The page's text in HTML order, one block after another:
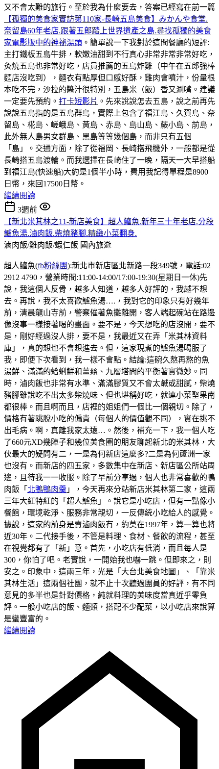
又不會太難的旅行。至於我為什麼要去，答案已經寫在前一篇
【孤獨的美食家實訪第110家-長崎五島美食】みかんや食堂.
奈留島60年老店.跟著五郎踏上世界遺產之島.尋找孤獨的美食
家電影版中的神祕湯頭 。簡單說一下我對於這間餐廳的短評:
主打鐵板五島牛排，軟嫩油甜到不行真心非常非常非常好吃，
灸燒五島也非常好吃，店員推薦的五島炸雞（中午在五郎強棒
麵店沒吃到），麵衣有點厚但口感好酥，雞肉會噴汁，份量根
本吃不完，沙拉的醬汁很特別，五島米（飯）香又涮嘴。建議
一定要先預約。 打卡短影片 。先來說說怎去五島，說之前再先
說說五島指的是五島群島，實際上包含了福江島、久賀島、奈
留島、椛島、嵯峨島、黃島、赤島、島山島、蕨小島、前島，
此外無人島男女群島、黑島等等幾個島，而非只有五個
「島」。交通方面，除了從福岡、長崎搭飛機外，一般都是從
長崎搭五島渡輪。而我選擇在長崎住了一晚，隔天一大早搭船
到福江島(快速船)大約是1個半小時，費用我記得單程是8900
日幣，來回17500日幣。
繼續閱讀
3週前
【新北米其林之11-新店美食】超人鱸魚.新年三十年老店.分段
鱸魚湯.滷肉飯.柴燒豬腳.精緻小菜翻身.
滷肉飯/雞肉飯/蝦仁飯 國內旅遊
超人鱸魚(fb粉絲團):新北市新店區北新路一段349號，電話:02
2912 4790，營業時間:11:00-14:00/17:00-19:30(星期日一休)先
說，我這個人反骨，越多人知道，越多人好評的，我越不想
去。再說，我不太喜歡鱸魚湯….，我對它的印象只有好幾年
前，清晨龍山寺前，警察催著魚攤離開，客人端起碗站在路邊
像沒事一樣接著喝的畫面。要不是，今天想吃的店沒開，要不
是，剛好經過沒人排，要不是，我最近又在弄「米其林資料
庫」，真的想也不會想進去。但，這家現煮的鱸魚湯喝服了
我，即便下次看到，我一樣不會點。結論:這碗久熬再熬的魚
湯鮮、滿滿的蛤蜊鮮和薑𢇃、九層塔間的平衡著實微妙。同
時，滷肉飯也非常有水準、滿滿膠質又不會太鹹或甜膩，柴燒
豬腳雖說吃不出太多柴燒味、但也堪稱好吃，就連小菜埾果南
都很棒。而且啊而且，店裡的姐姐們一個比一個親切。除了，
價格有著跳脫小吃的偏貴（每個人的價值觀不同），實在挑不
出毛病。啊，真離我家太遠…。然後，補充一下，我一個人吃
了660元XD幾陣子和幾位美食圈的朋友聊起新北的米其林，大
伙最大的疑問有二，一是為何新店這麼多?二是為何蘆洲一家
也沒有。而新店的四五家，多數集中在新店、新店區公所站周
邊，且待我一一收服。除了早前分享過，個人也非常喜歡的鴨
肉飯「 北鴨鴨肉羹 」，今天再來分站新店米其林第二家，這兩
三年大紅特紅的「超人鱸魚」。說它是小吃店，但有一點像小
餐館，環境乾淨、服務非常親切，一反傳統小吃給人的感覺。
據說，這家的前身是賣滷肉飯有，約莫在1997年，算一算也將
近30年。二代接手後，不管是料理、食材、餐飲的流程，甚至
在視覺都有了「新」意。首先，小吃店有低消，而且每人是
300，你怕了吧。老實說，一開始我也嚇一跳。但即來之，則
安之。印象中，這兩三年，光是「大台北美食地圖」、「靠米
其林生活」這兩個社團，就不止十次聽過團員的好評，有不同
意見的多半也是針對價格，純就料理的美味度當真近乎零負
評。一般小吃店的飯、麵類，搭配不少配菜，以小吃店來說算
是蠻豐富的。
繼續閱讀